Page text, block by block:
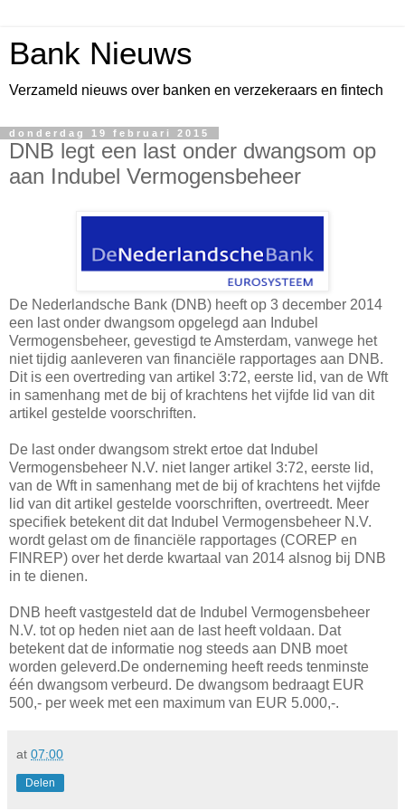
Bank Nieuws
Verzameld nieuws over banken en verzekeraars en fintech
donderdag 19 februari 2015
DNB legt een last onder dwangsom op
aan Indubel Vermogensbeheer
De Nederlandsche Bank (DNB) heeft op 3 december 2014
een last onder dwangsom opgelegd aan Indubel
Vermogensbeheer, gevestigd te Amsterdam, vanwege het
niet tijdig aanleveren van financiële rapportages aan DNB.
Dit is een overtreding van artikel 3:72, eerste lid, van de Wft
in samenhang met de bij of krachtens het vijfde lid van dit
artikel gestelde voorschriften.
De last onder dwangsom strekt ertoe dat Indubel
Vermogensbeheer N.V. niet langer artikel 3:72, eerste lid,
van de Wft in samenhang met de bij of krachtens het vijfde
lid van dit artikel gestelde voorschriften, overtreedt. Meer
specifiek betekent dit dat Indubel Vermogensbeheer N.V.
wordt gelast om de financiële rapportages (COREP en
FINREP) over het derde kwartaal van 2014 alsnog bij DNB
in te dienen.
DNB heeft vastgesteld dat de Indubel Vermogensbeheer
N.V. tot op heden niet aan de last heeft voldaan. Dat
betekent dat de informatie nog steeds aan DNB moet
worden geleverd.De onderneming heeft reeds tenminste
één dwangsom verbeurd. De dwangsom bedraagt EUR
500,- per week met een maximum van EUR 5.000,-.
at 07:00
Delen